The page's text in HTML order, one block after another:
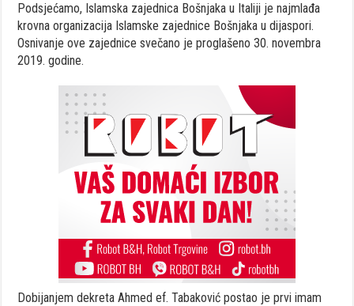
Podsjećamo, Islamska zajednica Bošnjaka u Italiji je najmlađa
krovna organizacija Islamske zajednice Bošnjaka u dijaspori.
Osnivanje ove zajednice svečano je proglašeno 30. novembra
2019. godine.
Dobijanjem dekreta Ahmed ef. Tabaković postao je prvi imam